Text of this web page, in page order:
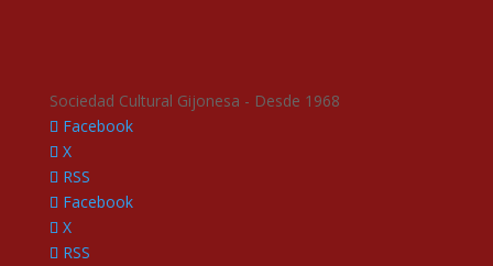
Sociedad Cultural Gijonesa - Desde 1968
Facebook
X
RSS
Facebook
X
RSS